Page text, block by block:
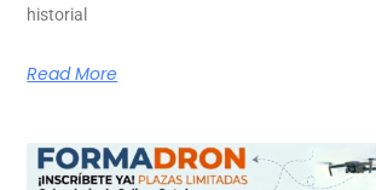
historial
Read More